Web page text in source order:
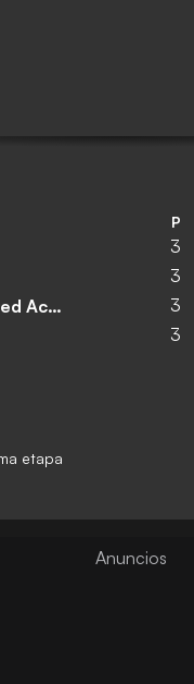
etapa
P
3
3
Manchester United Academy 3
3